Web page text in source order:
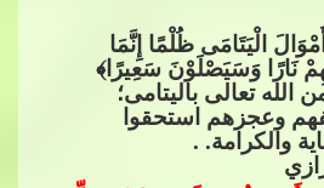
الْيَتَامَى ظُلْمًا إِنَّمَا
نَارًا وَسَيَصْلَوْنَ سَعِيرًا﴾
الله تعالى باليتامى؛
وعجزهم استحقوا
والكرامة. .​​